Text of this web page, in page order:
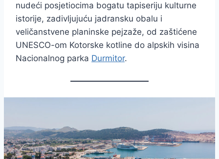
nudeći posjetiocima bogatu tapiseriju kulturne
istorije, zadivljujuću jadransku obalu i
veličanstvene planinske pejzaže, od zaštićene
UNESCO-om Kotorske kotline do alpskih visina
Nacionalnog parka Durmitor.